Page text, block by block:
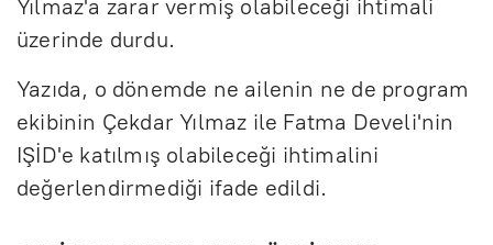
Yılmaz'a zarar vermiş olabileceği ihtimali
üzerinde durdu.
Yazıda, o dönemde ne ailenin ne de program
ekibinin Çekdar Yılmaz ile Fatma Develi'nin
IŞİD'e katılmış olabileceği ihtimalini
değerlendirmediği ifade edildi.